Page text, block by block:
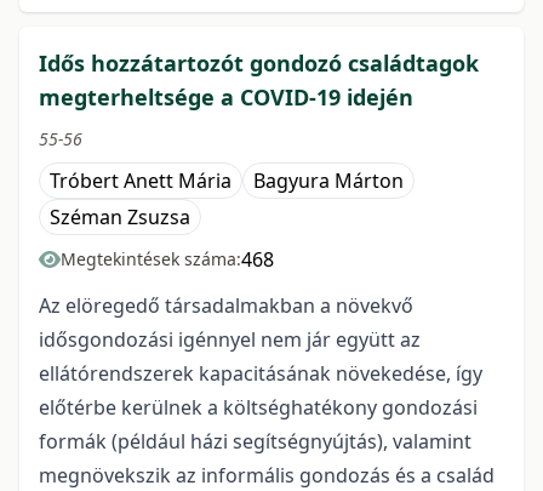
Idős hozzátartozót gondozó családtagok
megterheltsége a COVID-19 idején
55-56
Tróbert Anett Mária
Bagyura Márton
Széman Zsuzsa
Megtekintések száma:468
Az elöregedő társadalmakban a növekvő
idősgondozási igénnyel nem jár együtt az
ellátórendszerek kapacitásának növekedése, így
előtérbe kerülnek a költséghatékony gondozási
formák (például házi segítségnyújtás), valamint
megnövekszik az informális gondozás és a család